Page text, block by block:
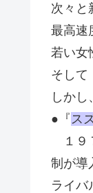
次々と
最高速
若い女
そして
しかし
●『 ス
１９
制が導
ライバ